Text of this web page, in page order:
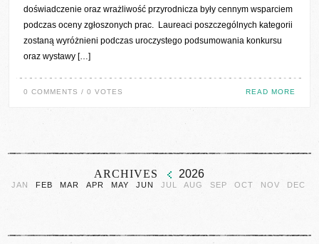
doświadczenie oraz wrażliwość przyrodnicza były cennym wsparciem
podczas oceny zgłoszonych prac. Laureaci poszczególnych kategorii
zostaną wyróżnieni podczas uroczystego podsumowania konkursu
oraz wystawy […]
0 COMMENTS / 0 VOTES READ MORE
ARCHIVES 2026
JAN FEB MAR APR MAY JUN JUL AUG SEP OCT NOV DEC